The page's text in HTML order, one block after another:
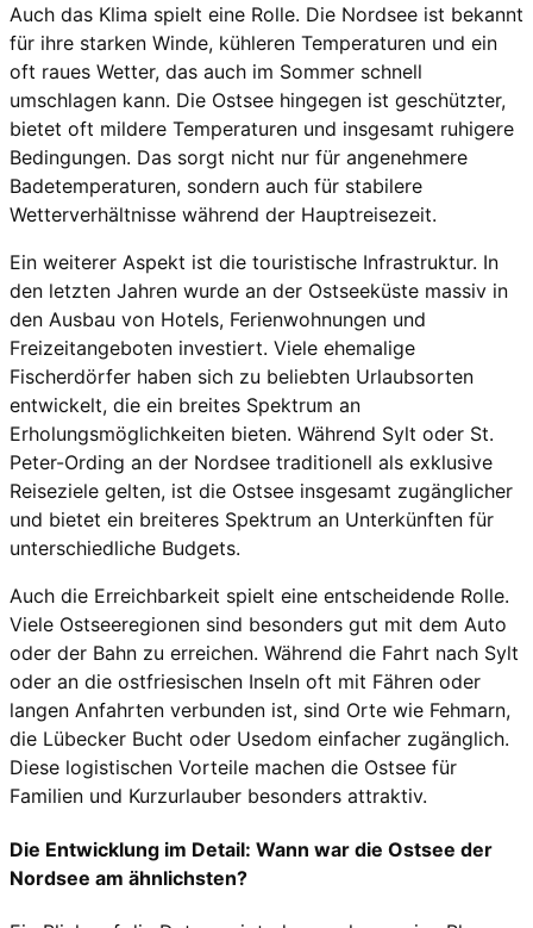
Auch das Klima spielt eine Rolle. Die Nordsee ist bekannt
für ihre starken Winde, kühleren Temperaturen und ein
oft raues Wetter, das auch im Sommer schnell
umschlagen kann. Die Ostsee hingegen ist geschützter,
bietet oft mildere Temperaturen und insgesamt ruhigere
Bedingungen. Das sorgt nicht nur für angenehmere
Badetemperaturen, sondern auch für stabilere
Wetterverhältnisse während der Hauptreisezeit.
Ein weiterer Aspekt ist die touristische Infrastruktur. In
den letzten Jahren wurde an der Ostseeküste massiv in
den Ausbau von Hotels, Ferienwohnungen und
Freizeitangeboten investiert. Viele ehemalige
Fischerdörfer haben sich zu beliebten Urlaubsorten
entwickelt, die ein breites Spektrum an
Erholungsmöglichkeiten bieten. Während Sylt oder St.
Peter-Ording an der Nordsee traditionell als exklusive
Reiseziele gelten, ist die Ostsee insgesamt zugänglicher
und bietet ein breiteres Spektrum an Unterkünften für
unterschiedliche Budgets.
Auch die Erreichbarkeit spielt eine entscheidende Rolle.
Viele Ostseeregionen sind besonders gut mit dem Auto
oder der Bahn zu erreichen. Während die Fahrt nach Sylt
oder an die ostfriesischen Inseln oft mit Fähren oder
langen Anfahrten verbunden ist, sind Orte wie Fehmarn,
die Lübecker Bucht oder Usedom einfacher zugänglich.
Diese logistischen Vorteile machen die Ostsee für
Familien und Kurzurlauber besonders attraktiv.
Die Entwicklung im Detail: Wann war die Ostsee der
Nordsee am ähnlichsten?